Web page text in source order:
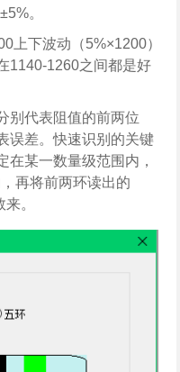
。
上下波动（5%×1200）
1140-1260之间都是好
别代表阻值的前两位
误差。快速识别的关键
在某一数量级范围内，
再将前两环读出的
。